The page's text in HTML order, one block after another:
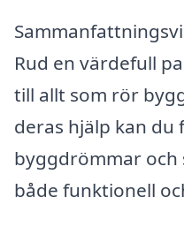
Rud en värdefull
till allt som rör
deras hjälp kan du
byggdrömmar och
både funktionell